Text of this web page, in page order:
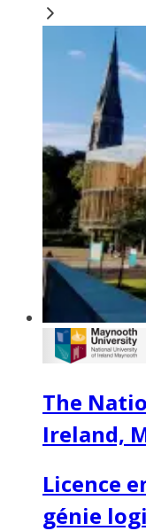
The
Ireland,
Licence
génie